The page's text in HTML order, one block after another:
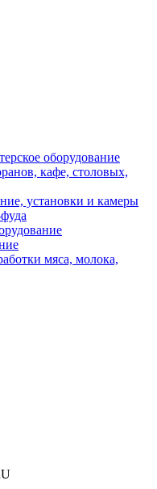
оборудование
кафе, столовых,
установки и камеры
мяса, молока,